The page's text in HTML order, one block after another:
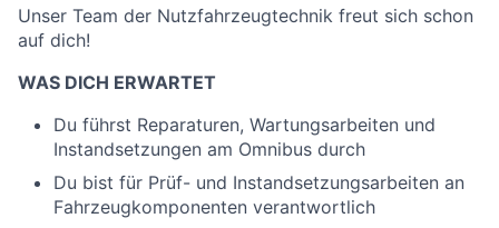
Unser Team der Nutzfahrzeugtechnik freut sich schon
auf dich!
WAS DICH ERWARTET
Du führst Reparaturen, Wartungsarbeiten und
Instandsetzungen am Omnibus durch
Du bist für Prüf- und Instandsetzungsarbeiten an
Fahrzeugkomponenten verantwortlich